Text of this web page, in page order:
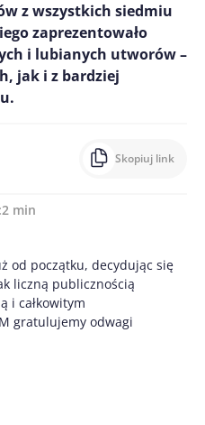
z wszystkich siedmiu
zaprezentowało
i lubianych utworów –
jak i z bardziej
Skopiuj link
2 min
od początku, decydując się
liczną publicznością
i całkowitym
gratulujemy odwagi